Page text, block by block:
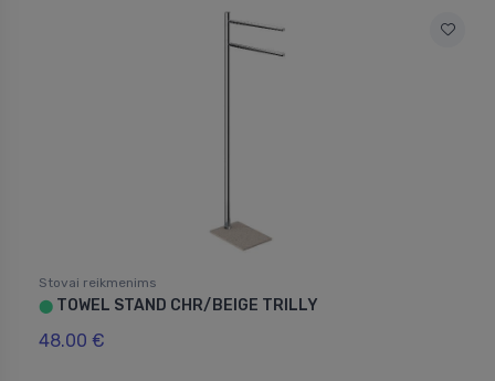
Stovai reikmenims
⬤ TOWEL STAND CHR/BEIGE TRILLY
48.00 €